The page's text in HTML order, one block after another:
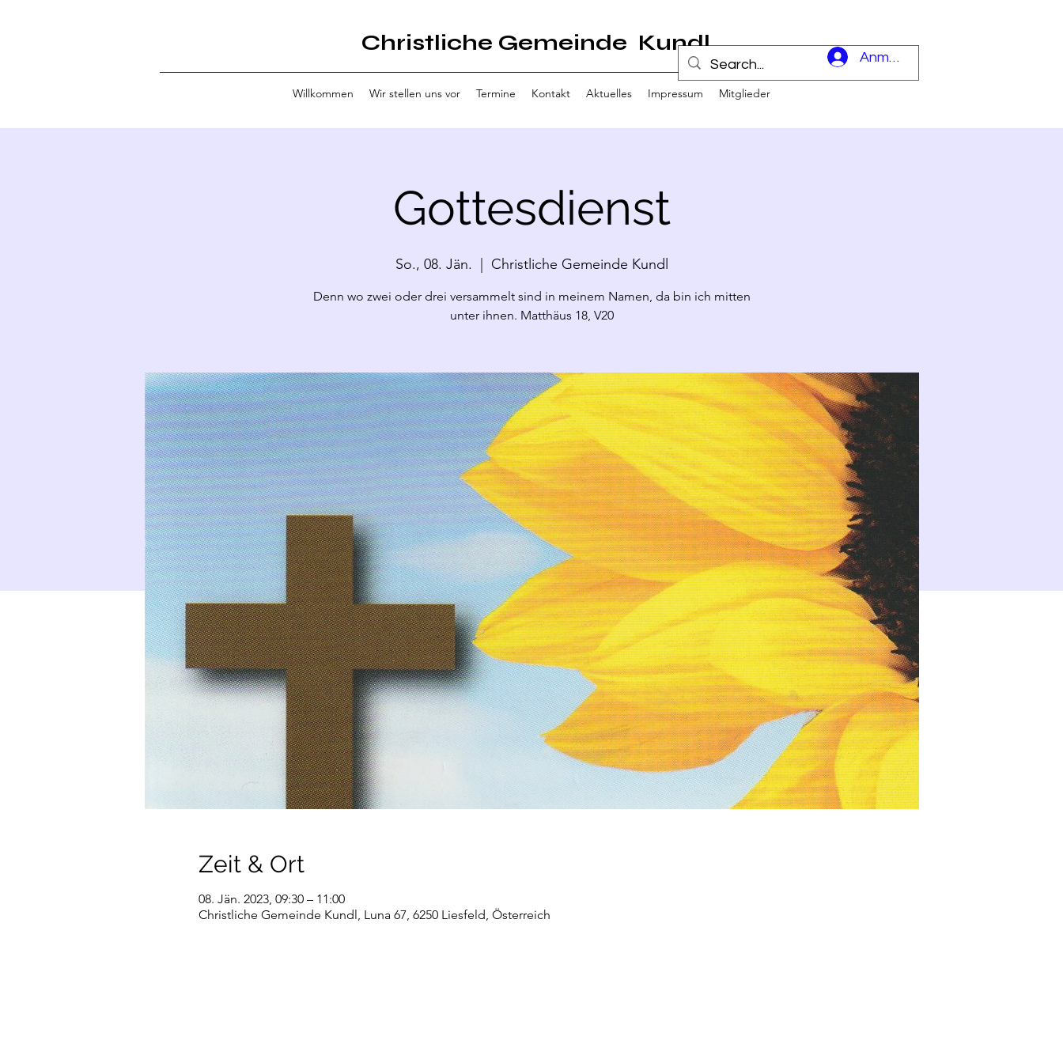
Christliche Gemeinde Kundl
Anmelden
Willkommen Wir stellen uns vor Termine Kontakt Aktuelles Impressum Mitglieder
Gottesdienst
So., 08. Jän. Christliche Gemeinde Kundl
Denn wo zwei oder drei versammelt sind in meinem Namen, da bin ich mitten
unter ihnen. Matthäus 18, V20
Zeit & Ort
08. Jän. 2023, 09:30 – 11:00
Christliche Gemeinde Kundl, Luna 67, 6250 Liesfeld, Österreich